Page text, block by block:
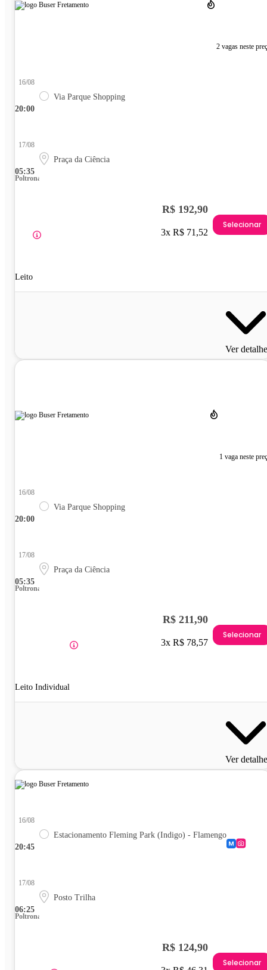
2 vagas neste
20:00
16/08
Via Parque Shopping
05:35
17/08
Praça da Ciência
Poltrona
Leito
R$ 192,90
3x R$ 71,52
Selecionar
Ver
1 vaga neste
20:00
16/08
Via Parque Shopping
05:35
17/08
Praça da Ciência
Poltrona
Leito Individual
R$ 211,90
3x R$ 78,57
Selecionar
Ver
20:45
16/08
Estacionamento Fleming Park (Indigo) - Flamengo
06:25
17/08
Posto Trilha
Poltrona
R$ 124,90
Selecionar